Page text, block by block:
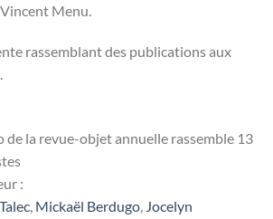
Menu.
rassemblant des publications aux
de la revue-objet annuelle rassemble 13
:
, Mickaël Berdugo, Jocelyn